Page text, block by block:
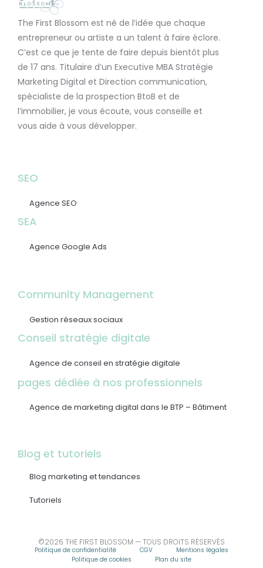
The First Blossom est né de l’idée que chaque
entrepreneur ou artiste a un talent à faire éclore.
C’est ce que je tente de faire depuis bientôt plus
de 17 ans. Titulaire d’un Executive MBA Stratégie
Marketing Digital et Direction communication,
spécialiste de la prospection BtoB et de
l’immobilier, je vous écoute, vous conseille et
vous aide à vous développer.
SEO
Agence SEO
SEA
Agence Google Ads
Community Management
Gestion réseaux sociaux
Conseil stratégie digitale
Agence de conseil en stratégie digitale
pages dédiée à nos professionnels
Agence de marketing digital dans le BTP – Bâtiment
Blog et tutoriels
Blog marketing et tendances
Tutoriels
©2026 THE FIRST BLOSSOM — TOUS DROITS RÉSERVÉS
Politique de confidentialité CGV
Mentions légales
Politique de cookies
Plan du site